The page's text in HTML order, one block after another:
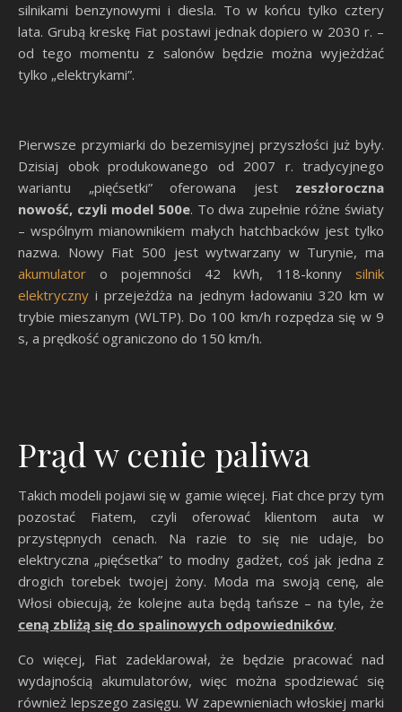
silnikami benzynowymi i diesla. To w końcu tylko cztery
lata. Grubą kreskę Fiat postawi jednak dopiero w 2030 r. –
od tego momentu z salonów będzie można wyjeżdżać
tylko „elektrykami”.
Pierwsze przymiarki do bezemisyjnej przyszłości już były.
Dzisiaj obok produkowanego od 2007 r. tradycyjnego
wariantu „pięćsetki” oferowana jest zeszłoroczna
nowość, czyli model 500e. To dwa zupełnie różne światy
– wspólnym mianownikiem małych hatchbacków jest tylko
nazwa. Nowy Fiat 500 jest wytwarzany w Turynie, ma
akumulator o pojemności 42 kWh, 118-konny silnik
elektryczny i przejeżdża na jednym ładowaniu 320 km w
trybie mieszanym (WLTP). Do 100 km/h rozpędza się w 9
s, a prędkość ograniczono do 150 km/h.
Prąd w cenie paliwa
Takich modeli pojawi się w gamie więcej. Fiat chce przy tym
pozostać Fiatem, czyli oferować klientom auta w
przystępnych cenach. Na razie to się nie udaje, bo
elektryczna „pięćsetka” to modny gadżet, coś jak jedna z
drogich torebek twojej żony. Moda ma swoją cenę, ale
Włosi obiecują, że kolejne auta będą tańsze – na tyle, że
ceną zbliżą się do spalinowych odpowiedników.
Co więcej, Fiat zadeklarował, że będzie pracować nad
wydajnością akumulatorów, więc można spodziewać się
również lepszego zasięgu. W zapewnieniach włoskiej marki